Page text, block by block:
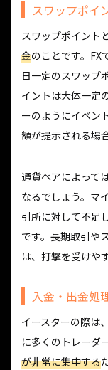
スワップポイ
スワップポイントと
金のことです。FX
日一定のスワップ
イントは大体一定
ーのようにイベン
額が提示される場
通貨ペアによって
なるでしょう。マ
引所に対して不足
です。長期取引や
は、打撃を受けや
入金・出金処
イースターの際は
に多くのトレーダ
が非常に集中する